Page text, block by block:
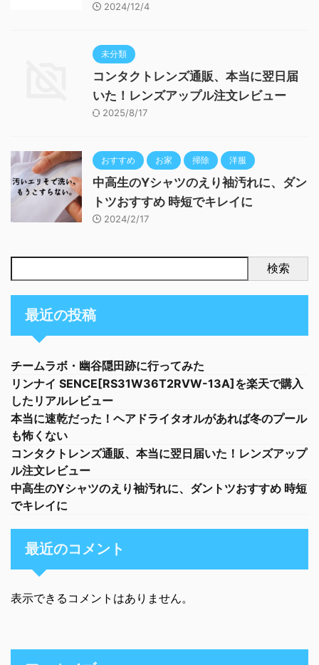
2024/12/4
未分類
コンタクトレンズ通販、本当に翌日届
いた！レンズアップル注文レビュー
2025/8/17
おすすめ お家 掃除 洋服
中高生のYシャツのえり袖汚れに、ダン
トツおすすめ 時短でキレイに
2024/2/17
検索
最近の投稿
チームラボ・幽谷隠田跡に行ってみた
リンナイ SENCE[RS31W36T2RVW-13A]を楽天で購入
したリアルレビュー
本当に速乾だった！ヘアドライタオルがあれば冬のプール
も怖くない
コンタクトレンズ通販、本当に翌日届いた！レンズアップ
ル注文レビュー
中高生のYシャツのえり袖汚れに、ダントツおすすめ 時短
でキレイに
最近のコメント
表示できるコメントはありません。